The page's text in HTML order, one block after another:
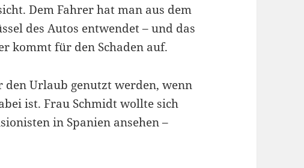
Dem Fahrer hat man aus dem
des Autos entwendet – und das
kommt für den Schaden auf.
Urlaub genutzt werden, wenn
ist. Frau Schmidt wollte sich
in Spanien ansehen –